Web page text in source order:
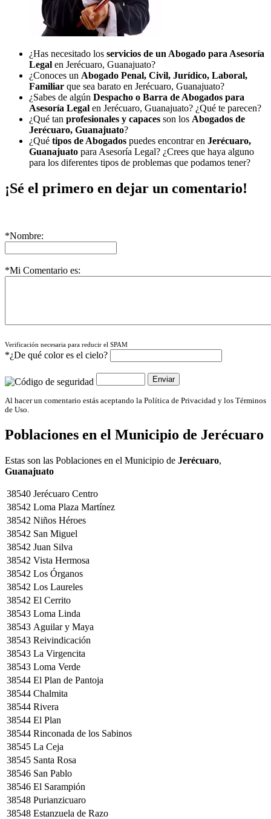
¿Has necesitado los servicios de un Abogado para Asesoría
Legal en Jerécuaro, Guanajuato?
¿Conoces un Abogado Penal, Civil, Jurídico, Laboral,
Familiar que sea barato en Jerécuaro, Guanajuato?
¿Sabes de algún Despacho o Barra de Abogados para
Asesoría Legal en Jerécuaro, Guanajuato? ¿Qué te parecen?
¿Qué tan profesionales y capaces son los Abogados de
Jerécuaro, Guanajuato?
¿Qué tipos de Abogados puedes encontrar en Jerécuaro,
Guanajuato para Asesoría Legal? ¿Crees que haya alguno
para los diferentes tipos de problemas que podamos tener?
¡Sé el primero en dejar un comentario!
*Nombre:
*Mi Comentario es:
Verificación necesaria para reducir el SPAM
*¿De qué color es el cielo?
Al hacer un comentario estás aceptando la Política de Privacidad y los Términos
de Uso.
Poblaciones en el Municipio de Jerécuaro
Estas son las Poblaciones en el Municipio de Jerécuaro,
Guanajuato
38540 Jerécuaro Centro
38542 Loma Plaza Martínez
38542 Niños Héroes
38542 San Miguel
38542 Juan Silva
38542 Vista Hermosa
38542 Los Órganos
38542 Los Laureles
38542 El Cerrito
38543 Loma Linda
38543 Aguilar y Maya
38543 Reivindicación
38543 La Virgencita
38543 Loma Verde
38544 El Plan de Pantoja
38544 Chalmita
38544 Rivera
38544 El Plan
38544 Rinconada de los Sabinos
38545 La Ceja
38545 Santa Rosa
38546 San Pablo
38546 El Sarampión
38548 Purianzicuaro
38548 Estanzuela de Razo